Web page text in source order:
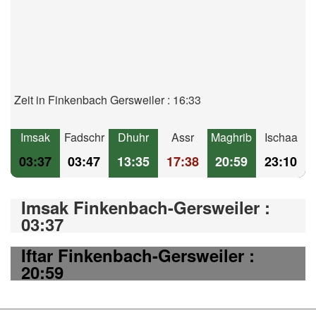
Zeit in Finkenbach Gersweiler : 16:33
Imsak
03:37
Fadschr
03:47
Dhuhr
13:35
Assr
17:38
Maghrib
20:59
Ischaa
23:10
Imsak Finkenbach-Gersweiler :
03:37
Iftar Finkenbach-Gersweiler :
20:59